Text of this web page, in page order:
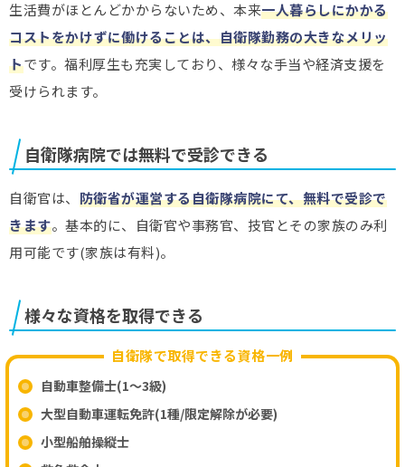
生活費がほとんどかからないため、本来一人暮らしにかかる
コストをかけずに働けることは、自衛隊勤務の大きなメリッ
トです。福利厚生も充実しており、様々な手当や経済支援を
受けられます。
自衛隊病院では無料で受診できる
自衛官は、 防衛省が運営する自衛隊病院にて、無料で受診で
きます。基本的に、自衛官や事務官、技官とその家族のみ利
用可能です(家族は有料)。
様々な資格を取得できる
自衛隊で取得できる資格一例
自動車整備士(1～3級)
大型自動車運転免許(1種/限定解除が必要)
小型船舶操縦士